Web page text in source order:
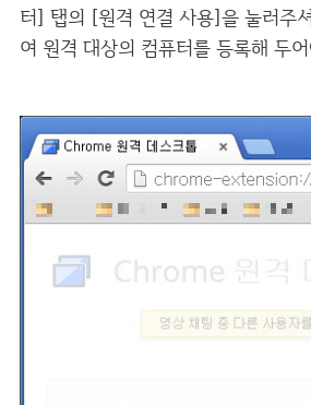
터] 탭의 [원격 연결 사용]을 눌러주
여 원격 대상의 컴퓨터를 등록해 두